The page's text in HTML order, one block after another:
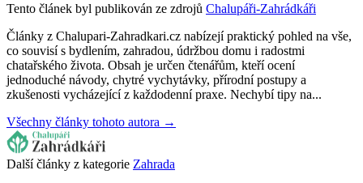
Tento článek byl publikován ze zdrojů Chalupáři-Zahrádkáři
Články z Chalupari-Zahradkari.cz nabízejí praktický pohled na vše,
co souvisí s bydlením, zahradou, údržbou domu i radostmi
chatařského života. Obsah je určen čtenářům, kteří ocení
jednoduché návody, chytré vychytávky, přírodní postupy a
zkušenosti vycházející z každodenní praxe. Nechybí tipy na...
Všechny články tohoto autora →
Další články z kategorie Zahrada